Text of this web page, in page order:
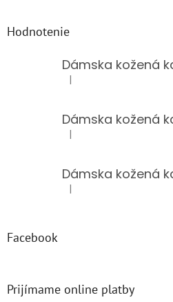
Hodnotenie
Hodnotenie produktu
|
Hodnotenie produktu
|
Hodnotenie produktu
|
Facebook
Prijímame online platby